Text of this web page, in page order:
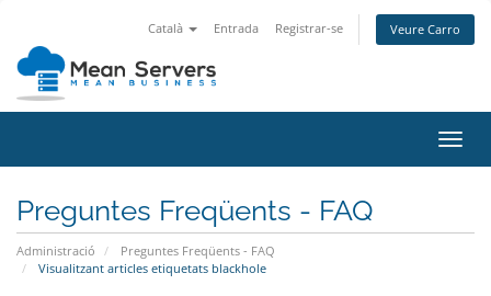
Català Entrada Registrar-se Veure Carro
la
Preguntes Freqüents - FAQ
Administració
Preguntes Freqüents - FAQ
Visualitzant articles etiquetats blackhole